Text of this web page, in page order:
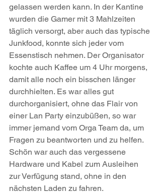
gelassen werden kann. In der Kantine
wurden die Gamer mit 3 Mahlzeiten
täglich versorgt, aber auch das typische
Junkfood, konnte sich jeder vom
Essenstisch nehmen. Der Organisator
kochte auch Kaffee um 4 Uhr morgens,
damit alle noch ein bisschen länger
durchhielten. Es war alles gut
durchorganisiert, ohne das Flair von
einer Lan Party einzubüßen, so war
immer jemand vom Orga Team da, um
Fragen zu beantworten und zu helfen.
Schön war auch das vergessene
Hardware und Kabel zum Ausleihen
zur Verfügung stand, ohne in den
nächsten Laden zu fahren.